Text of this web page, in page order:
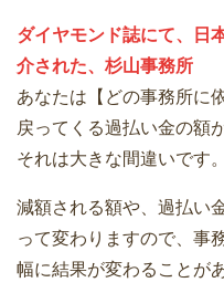
ダイヤモンド誌にて、日
介された、杉山事務所
あなたは【どの事務所に
戻ってくる過払い金の額
それは大きな間違いです。
減額される額や、過払い
って変わりますので、事
幅に結果が変わることが